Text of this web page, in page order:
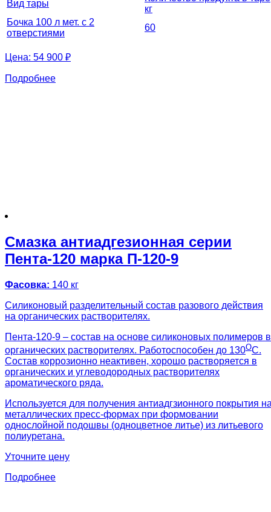
Вид тары
кг
Бочка 100 л мет. с 2
отверстиями
60
Цена: 54 900 ₽
Подробнее
Смазка антиадгезионная серии
Пента-120 марка П-120-9
Фасовка: 140 кг
Силиконовый разделительный состав разового действия
на органических растворителях.
Пента-120-9 – состав на основе силиконовых полимеров в
органических растворителях. Работоспособен до 130ОС.
Состав коррозионно неактивен, хорошо растворяется в
органических и углеводородных растворителях
ароматического ряда.
Используется для получения антиадгзионного покрытия
металлических пресс-формах при формовании
однослойной подошвы (одноцветное литье) из литьевого
полиуретана.
Уточните цену
Подробнее